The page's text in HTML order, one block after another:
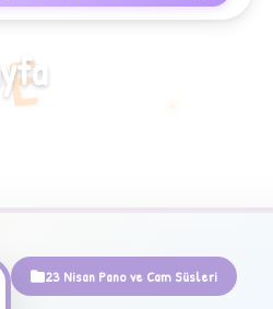
23 Nisan Pano ve Cam Süsleri
E